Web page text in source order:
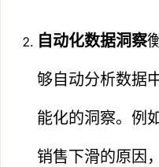
自动化数据洞察
够自动分析数据
能化的洞察。例
销售下滑的原因